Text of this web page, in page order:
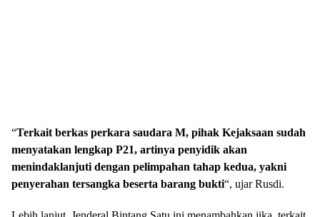
“Terkait berkas perkara saudara M, pihak Kejaksaan sudah
menyatakan lengkap P21, artinya penyidik akan
menindaklanjuti dengan pelimpahan tahap kedua, yakni
penyerahan tersangka beserta barang bukti“, ujar Rusdi.